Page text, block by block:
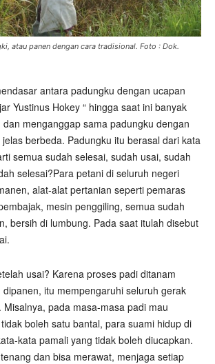
atau panen dengan cara tradisional. Foto : Dok.
antara padungku dengan ucapan
Yustinus Hokey “ hingga saat ini banyak
menganggap sama padungku dengan
berbeda. Padungku itu berasal dari kata
semua sudah selesai, sudah usai, sudah
selesai?Para petani di seluruh negeri
alat-alat pertanian seperti pemaras
mesin penggiling, semua sudah
bersih di lumbung. Pada saat itulah disebut
usai? Karena proses padi ditanam
itu mempengaruhi seluruh gerak
pada masa-masa padi mau
boleh satu bantal, para suami hidup di
kata pamali yang tidak boleh diucapkan.
dan bisa merawat, menjaga setiap